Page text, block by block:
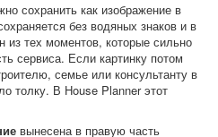
сохранить как изображение в
без водяных знаков и в
из тех моментов, которые сильно
сервиса. Если картинку потом
семье или консультанту в
толку. В House Planner этот
вынесена в правую часть